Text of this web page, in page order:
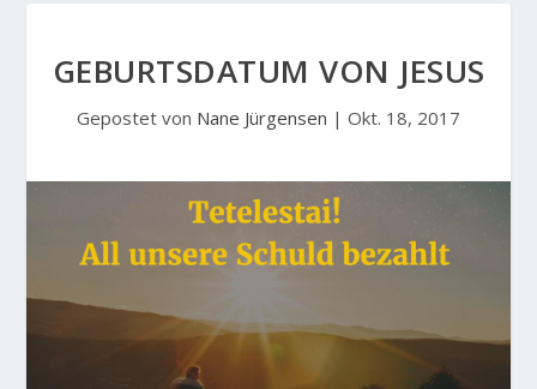
GEBURTSDATUM VON JESUS
Gepostet von Nane Jürgensen | Okt. 18, 2017